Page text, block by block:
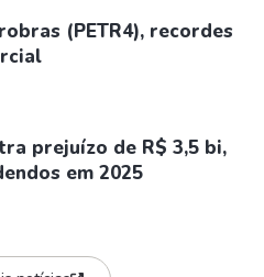
(PETR4), recordes
prejuízo de R$ 3,5 bi,
em 2025